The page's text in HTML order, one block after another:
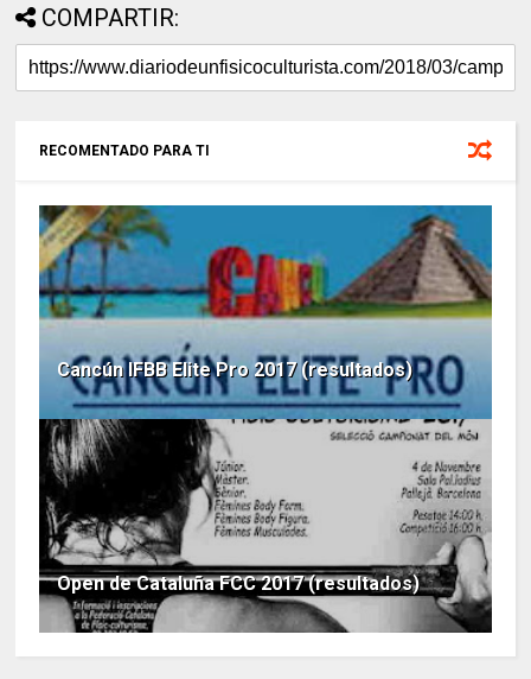
COMPARTIR:
RECOMENTADO PARA TI
Cancún IFBB Elite Pro 2017 (resultados)
Open de Cataluña FCC 2017 (resultados)